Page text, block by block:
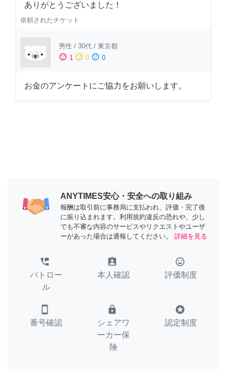
ありがとうございました！
依頼されたチケット
男性 / 30代 / 東京都
sentiment_satisfied 1 sentiment_neutral 0 sentiment_dissatisfied 0
お金のアンケートにご協力をお願いします。
ANYTIMES安心・安全への取り組み
報酬は取引前に事務局に支払われ、評価・完了後
に振り込まれます。利用規約違反の恐れや、少し
でも不審な内容のサービスやリクエストやユーザ
ーがあった場合は通報してください。
詳細を見る
perm_phone_msg
パトロー
ル
assignment_ind
本人確認
tag_faces
評価制度
smartphone
番号確認
lock
シェアワ
ーカー保
険
stars
認定制度